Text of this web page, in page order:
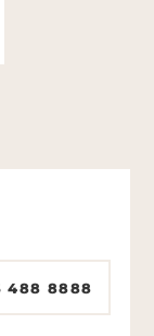
488 8888